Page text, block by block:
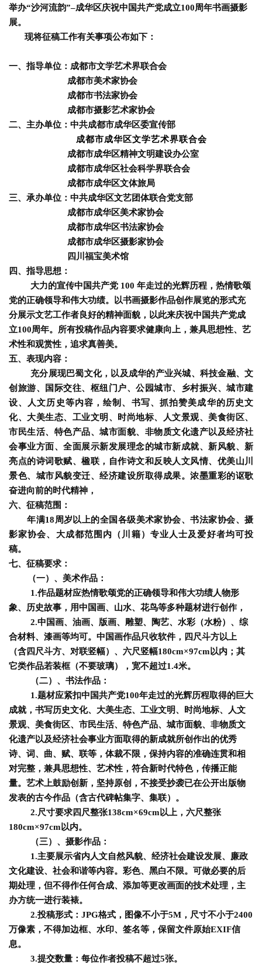
首
页
艺
坛
快
讯
书
稿
学
研
究
举办“沙河流韵”–成华区庆祝中国共产党成立100周年书画摄影
展。
现将征稿工作有关事项公布如下：
一、指导单位：成都市文学艺术界联合会
成都市美术家协会
成都市书法家协会
成都市摄影艺术家协会
二、主办单位：中共成都市成华区委宣传部
成都市成华区文学艺术界联合会
成都市成华区精神文明建设办公室
成都市成华区社会科学界联合会
成都市成华区文体旅局
三、承办单位：中共成华区文艺团体联合党支部
成都市成华区美术家协会
成都市成华区书法家协会
成都市成华区摄影家协会
四川福宝美术馆
四、指导思想：
大力的宣传中国共产党 100 年走过的光辉历程， 热情歌颂
党的正确领导和伟大功绩。 以书画摄影作品创作展览的形式充
分展示文艺工作者良好的精神面貌，以此来庆祝中国共产党成
立100周年。所有投稿作品内容要求健康向上，兼具思想性、艺
术性和观赏性，追求真善美。
五、表现内容 ：
充分展现巴蜀文化，以及成华的产业兴城、科技金融、文
创旅游、国际交往、枢纽门户、公园城市、乡村振兴、城市建
设、人文历史等内容，绘制、书写、抓拍赞美成华的历史文
化、大美生态、工业文明、时尚地标、人文景观、美食街区、
市民生活、特色产品、城市面貌、非物质文化遗产以及经济社
会事业方面、全面展示新发展理念的城市新成就、新风貌、新
亮点的诗词歌赋、楹联，自作诗文和反映人文风情、优美山川
景色、城市风貌变迁、经济建设所取得成果。浓墨重彩的讴歌
奋进向前的时代精神，
六、 征稿范围：
年满18周岁以上的全国各级美术家协会、书法家协会、摄
影家协会、大成都范围内（川籍）专业人士及爱好者均可投
稿。
七、征稿要求：
（一）、美术作品：
1.作品题材应热情歌颂党的正确领导和伟大功绩人物形
象、历史故事，用中国画、山水、花鸟等多种题材进行创作，
2.中国画、油画、版画、雕塑、陶艺、水彩（水粉）、综
合材料、漆画等均可。中国画作品只收软件，四尺斗方以上
（含四尺斗方、对联竖幅）、六尺竖幅180cm×97cm以内；其
它类作品若装框（不要玻璃），宽不超过1.4米。
（二）、书法作品：
1.题材应紧扣中国共产党100年走过的光辉历程取得的巨大
成就，书写历史文化、大美生态、工业文明、时尚地标、人文
景观、美食街区、市民生活、特色产品、城市面貌、非物质文
化遗产以及经济社会事业方面取得的新成就所创作出的优秀
诗、词、曲、赋、联等，体裁不限，保持内容的准确连贯和相
对完整，兼具思想性、艺术性，符合新时代特色，传播正能
量。艺术上鼓励创新，坚持原创，不接受抄袭已在公开出版物
发表的古今作品（含古代碑帖集字、集联）。
2.尺寸要求四尺整张138cm×69cm以上，六尺整张
180cm×97cm以内。
（三）、摄影作品：
1.主要展示省内人文自然风貌、经济社会建设发展、廉政
文化建设、社会和谐等内容。彩色、黑白不限。可做必要的后
期处理，但不得作任何合成、添加等更改画面的技术处理，主
办方统一进行装裱。
2.投稿形式：JPG格式，图像不小于5M，尺寸不小于2400
万像素，不得加边框、水印、签名等，保留文件原始EXIF信
息。
3.提交数量：每位作者投稿不超过5张。